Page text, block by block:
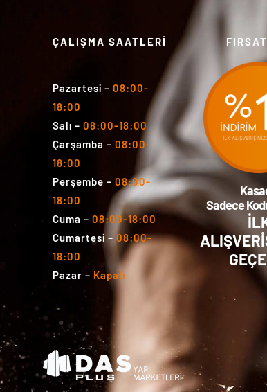
ÇALIŞMA SAATLERİ
Pazartesi –08:00-
18:00
Salı –08:00-18:00
Çarşamba –08:00-
18:00
Perşembe –08:00-
18:00
Cuma –08:00-18:00
Cumartesi –08:00-
18:00
Pazar – Kapalı
Sadece